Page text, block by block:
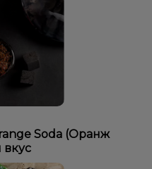
Soda (Оранж
вкус